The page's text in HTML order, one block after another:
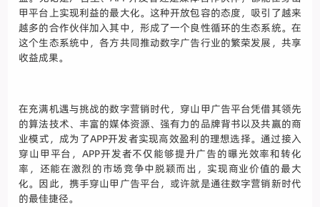
甲平台上实现利益的最大化。这种开放包容的态度，吸引了越来
越多的合作伙伴加入其中，形成了一个良性循环的生态系统。在
这个生态系统中，各方共同推动数字广告行业的繁荣发展，共享
收益成果。
在充满机遇与挑战的数字营销时代，穿山甲广告平台凭借其领先
的算法技术、丰富的媒体资源、强有力的品牌背书以及共赢的商
业模式，成为了APP开发者实现高效盈利的理想选择。通过接入
穿山甲平台，APP开发者不仅能够提升广告的曝光效率和转化
率，还能在激烈的市场竞争中脱颖而出，实现商业价值的最大
化。因此，携手穿山甲广告平台，或许就是通往数字营销新时代
的最佳捷径。